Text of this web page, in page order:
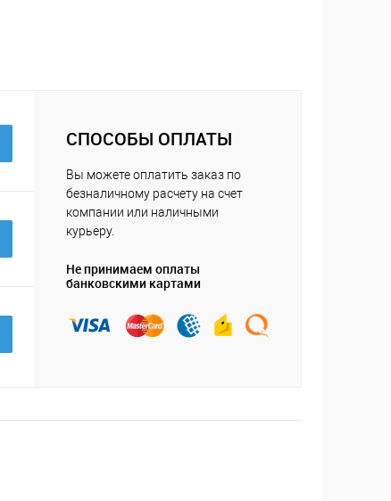
СПОСОБЫ ОПЛАТЫ
Вы можете оплатить заказ по
безналичному расчету на счет
компании или наличными
курьеру.
Не принимаем оплаты
банковскими картами